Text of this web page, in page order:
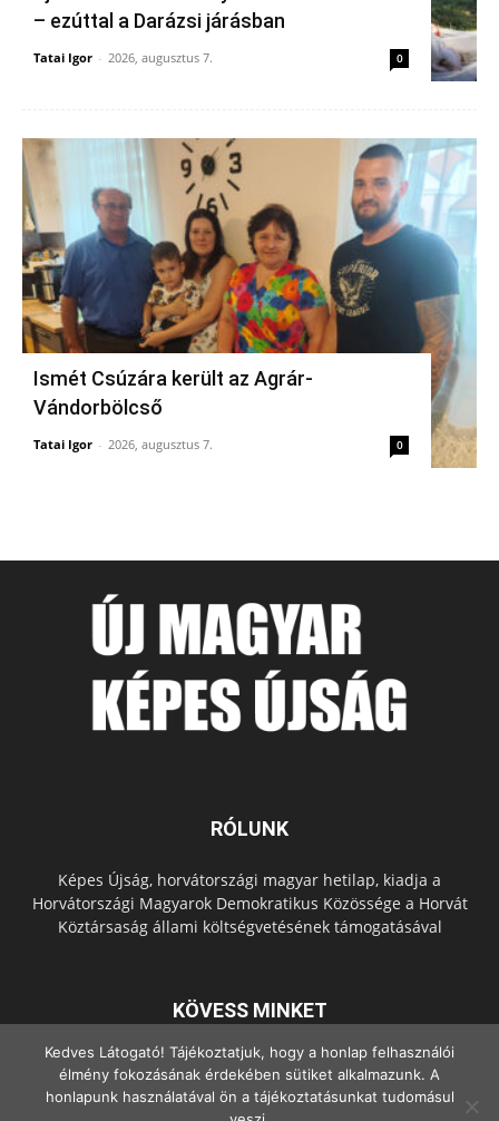
– ezúttal a Darázsi járásban
Tatai Igor - 2026, augusztus 7. 0
Ismét Csúzára került az Agrár-
Vándorbölcső
Tatai Igor - 2026, augusztus 7. 0
RÓLUNK
Képes Újság, horvátországi magyar hetilap, kiadja a
Horvátországi Magyarok Demokratikus Közössége a Horvát
Köztársaság állami költségvetésének támogatásával
KÖVESS MINKET
Kedves Látogató! Tájékoztatjuk, hogy a honlap felhasználói
élmény fokozásának érdekében sütiket alkalmazunk. A
honlapunk használatával ön a tájékoztatásunkat tudomásul